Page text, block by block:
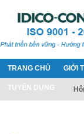
TRANG CHỦ GIỚI
TUYỂN DỤNG